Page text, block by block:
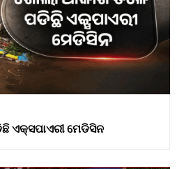
ଏକ୍ସପାଏରୀ ମେଡିସିନ